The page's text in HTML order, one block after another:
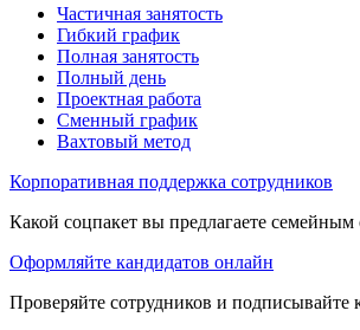
Частичная занятость
Гибкий график
Полная занятость
Полный день
Проектная работа
Сменный график
Вахтовый метод
Корпоративная поддержка сотрудников
Какой соцпакет вы предлагаете семейным
Оформляйте кандидатов онлайн
Проверяйте сотрудников и